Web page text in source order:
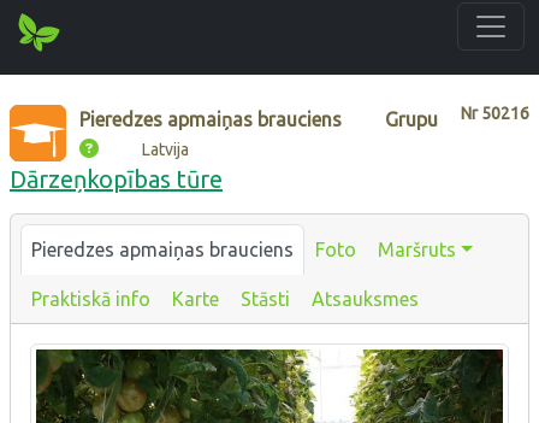
Nr50216
Pieredzes apmaiņas brauciens Grupu
Latvija
Dārzeņkopības tūre
Pieredzes apmaiņas brauciens Foto Maršruts
Praktiskā info Karte Stāsti Atsauksmes